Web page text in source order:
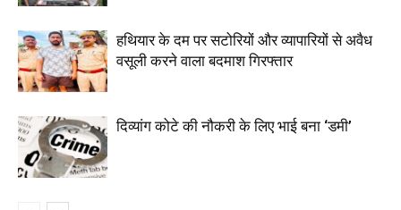
हथियार के दम पर सटोरियों और व्यापारियों से अवैध
वसूली करने वाला बदमाश गिरफ्तार
दिव्यांग कोटे की नौकरी के लिए भाई बना ‘डमी’